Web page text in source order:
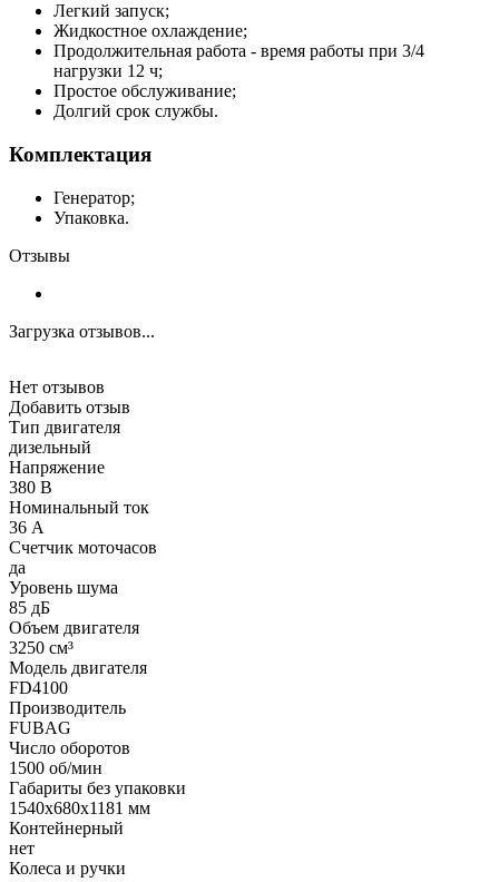
Легкий запуск;
Жидкостное охлаждение;
Продолжительная работа - время работы при 3/4
нагрузки 12 ч;
Простое обслуживание;
Долгий срок службы.
Комплектация
Генератор;
Упаковка.
Отзывы
Загрузка отзывов...
Нет отзывов
Добавить отзыв
Тип двигателя
дизельный
Напряжение
380 В
Номинальный ток
36 А
Счетчик моточасов
да
Уровень шума
85 дБ
Объем двигателя
3250 см³
Модель двигателя
FD4100
Производитель
FUBAG
Число оборотов
1500 об/мин
Габариты без упаковки
1540х680х1181 мм
Контейнерный
нет
Колеса и ручки